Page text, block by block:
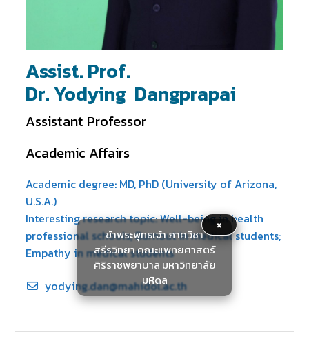
×
ข้าพระพุทธเจ้า ภาควิชา
สรีรวิทยา คณะแพทยศาสตร์
ศิริราชพยาบาล มหาวิทยาลัย
มหิดล
Assist. Prof.
Dr. Yodying Dangprapai
Assistant Professor
Academic Affairs
Academic degree: MD, PhD (University of Arizona,
U.S.A.)
Interesting research topic: Well-being in health
professional schools; Burnout in medical students;
Empathy in medical students
yodying.dan@mahidol.ac.th